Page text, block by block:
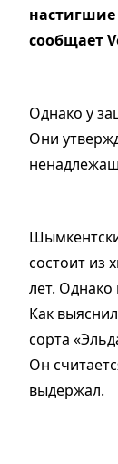
сообщает
Однако у
Они
состоит из
лет.
Как
сорта
Он
выдержал.